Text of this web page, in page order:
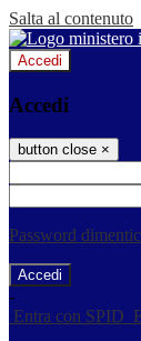
Salta al contenuto
Accedi
Accedi
button close ×
Password
-
Entra con SPID